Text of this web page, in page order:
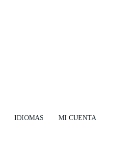
IDIOMAS MI CUENTA